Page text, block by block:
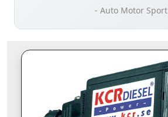
- Auto Motor Sport